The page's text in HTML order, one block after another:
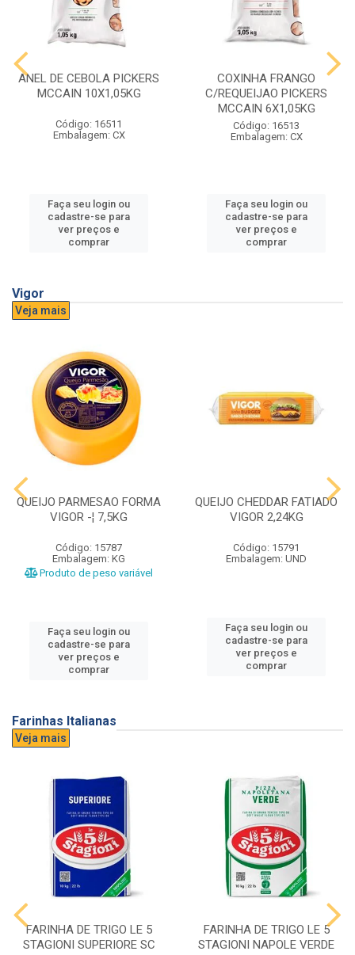
ANEL DE CEBOLA PICKERS
MCCAIN 10X1,05KG
Código: 16511
Embalagem: CX
Faça seu login ou
cadastre-se para
ver preços e
comprar
COXINHA FRANGO
C/REQUEIJAO PICKERS
MCCAIN 6X1,05KG
Código: 16513
Embalagem: CX
Faça seu login ou
cadastre-se para
ver preços e
comprar
Vigor
Veja mais
QUEIJO PARMESAO FORMA
VIGOR -¦ 7,5KG
Código: 15787
Embalagem: KG
Produto de peso variável
Faça seu login ou
cadastre-se para
ver preços e
comprar
QUEIJO CHEDDAR FATIADO
VIGOR 2,24KG
Código: 15791
Embalagem: UND
Faça seu login ou
cadastre-se para
ver preços e
comprar
Farinhas Italianas
Veja mais
FARINHA DE TRIGO LE 5
STAGIONI SUPERIORE SC
FARINHA DE TRIGO LE 5
STAGIONI NAPOLE VERDE